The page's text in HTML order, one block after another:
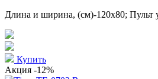
Длина и ширина, (см)-120x80; Пульт
Купить
Акция -12%